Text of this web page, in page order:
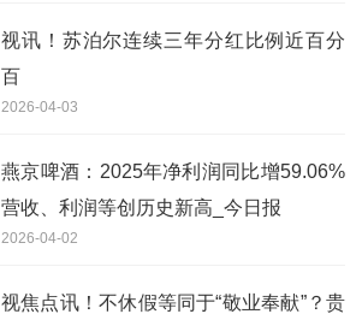
视讯！苏泊尔连续三年分红比例近百分
百
2026-04-03
燕京啤酒：2025年净利润同比增59.06%
营收、利润等创历史新高_今日报
2026-04-02
视焦点讯！不休假等同于“敬业奉献”？贵